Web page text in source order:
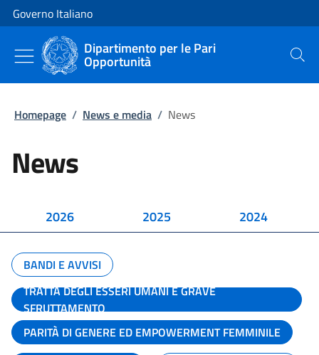
Vai al contenuto
Vai alla navigazione del sito
Governo Italiano
Dipartimento per le Pari
Opportunità Cerca
Homepage / News e media / News
News
2026 2025 2024
BANDI E AVVISI
TRATTA DEGLI ESSERI UMANI E GRAVE
SFRUTTAMENTO
PARITÀ DI GENERE ED EMPOWERMENT FEMMINILE